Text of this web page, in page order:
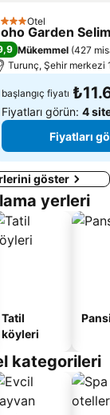
Maestro
of Rhodes
Otel
Garden
Mükemmel (427
Turunç, Şehir merkezi
başlangıç fiyatı
Fiyatları görün: 4
Fiyatları
göster
yerleri
Tatil
köyleri
kategorileri